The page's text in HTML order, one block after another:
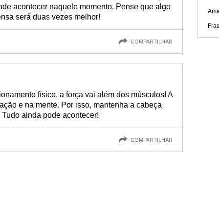
acontecer naquele momento. Pense que algo
será duas vezes melhor!
COMPARTILHAR
físico, a força vai além dos músculos! A
e na mente. Por isso, mantenha a cabeça
ainda pode acontecer!
COMPARTILHAR